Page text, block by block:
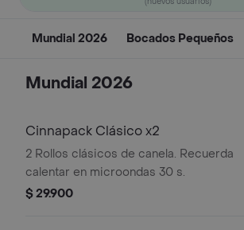
Mundial 2026 Bocados Pequeños
Mundial 2026
Cinnapack Clásico x2
2 Rollos clásicos de canela. Recuerda
calentar en microondas 30 s.
$ 29.900